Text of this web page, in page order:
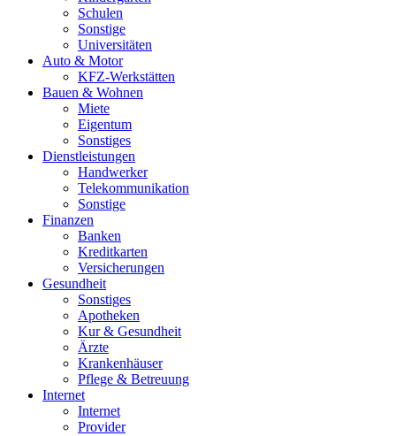
Schulen
Sonstige
Universitäten
Auto & Motor
KFZ-Werkstätten
Bauen & Wohnen
Miete
Eigentum
Sonstiges
Dienstleistungen
Handwerker
Telekommunikation
Sonstige
Finanzen
Banken
Kreditkarten
Versicherungen
Gesundheit
Sonstiges
Apotheken
Kur & Gesundheit
Ärzte
Krankenhäuser
Pflege & Betreuung
Internet
Internet
Provider